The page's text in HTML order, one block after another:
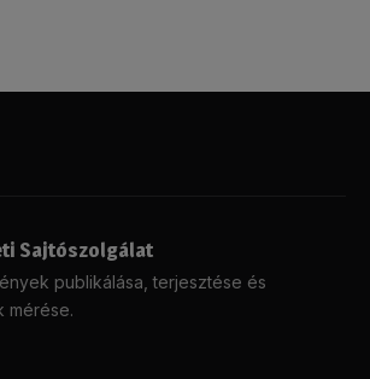
Sajtószolgálat
publikálása, terjesztése és
mérése.